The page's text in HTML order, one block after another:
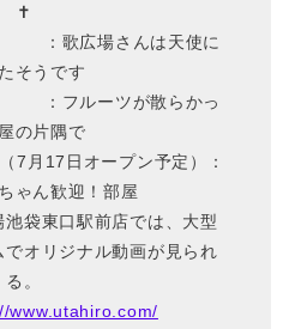
✝
歌広場さんは天使に
そうです
フルーツが散らかっ
の片隅で
月17日オープン予定）：
ゃん歓迎！部屋
袋東口駅前店では、大型
でオリジナル動画が見られ
る。
www.utahiro.com/